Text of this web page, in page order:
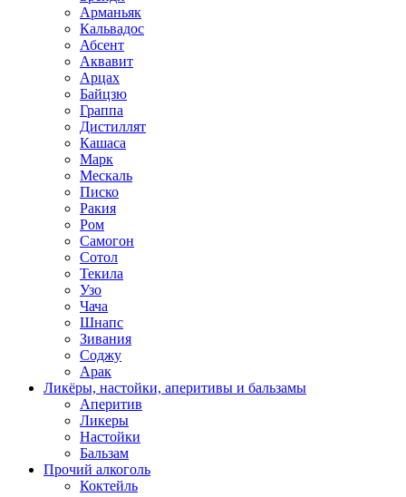
Арманьяк
Кальвадос
Абсент
Аквавит
Арцах
Байцзю
Граппа
Дистиллят
Кашаса
Марк
Мескаль
Писко
Ракия
Ром
Самогон
Сотол
Текила
Узо
Чача
Шнапс
Зивания
Соджу
Арак
Ликёры, настойки, аперитивы и бальзамы
Аперитив
Ликеры
Настойки
Бальзам
Прочий алкоголь
Коктейль